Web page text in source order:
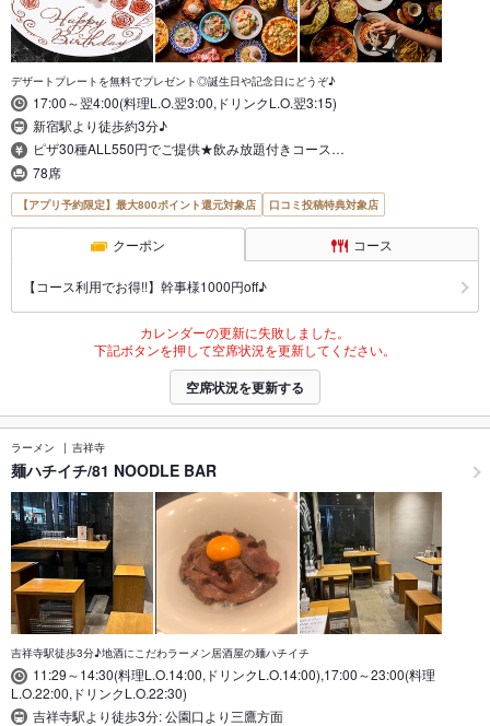
デザートプレートを無料でプレゼント◎誕生日や記念日にどうぞ♪
17:00～翌4:00(料理L.O.翌3:00,ドリンクL.O.翌3:15)
新宿駅より徒歩約3分♪
ピザ30種ALL550円でご提供★飲み放題付きコース…
78席
【アプリ予約限定】最大800ポイント還元対象店 口コミ投稿特典対象店
クーポン コース
【コース利用でお得!!】幹事様1000円off♪
カレンダーの更新に失敗しました。
下記ボタンを押して空席状況を更新してください。
空席状況を更新する
ラーメン 吉祥寺
麺ハチイチ/81 NOODLE BAR
吉祥寺駅徒歩3分♪地酒にこだわラーメン居酒屋の麺ハチイチ
11:29～14:30(料理L.O.14:00,ドリンクL.O.14:00),17:00～23:00(料理
L.O.22:00,ドリンクL.O.22:30)
吉祥寺駅より徒歩3分: 公園口より三鷹方面